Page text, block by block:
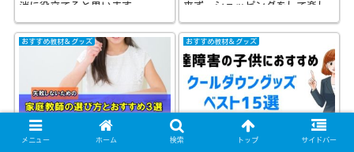
消に役立てると思います。
来ず、ショッピングをして楽し
おすすめ教材＆グッズ
【発達障害】家庭教師で
間違いなくおすすめ３選
おすすめ教材＆グッズ
発達障害の子供におすす
め「クールダウングッ
メニュー ホーム 検索 トップ サイドバー